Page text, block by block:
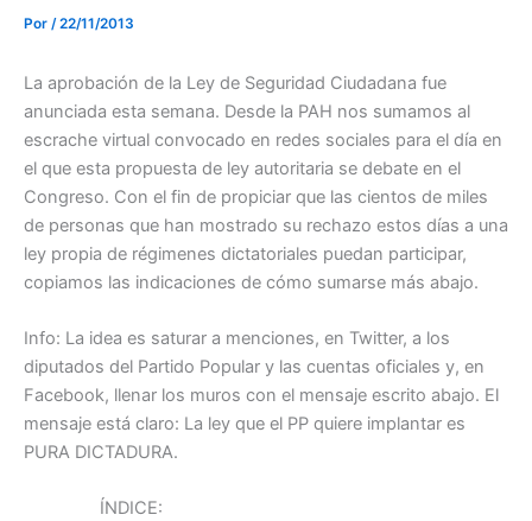
Por /22/11/2013
La aprobación de la Ley de Seguridad Ciudadana fue
anunciada esta semana. Desde la PAH nos sumamos al
escrache virtual convocado en redes sociales para el día en
el que esta propuesta de ley autoritaria se debate en el
Congreso. Con el fin de propiciar que las cientos de miles
de personas que han mostrado su rechazo estos días a una
ley propia de régimenes dictatoriales puedan participar,
copiamos las indicaciones de cómo sumarse más abajo.
Info: La idea es saturar a menciones, en Twitter, a los
diputados del Partido Popular y las cuentas oficiales y, en
Facebook, llenar los muros con el mensaje escrito abajo. El
mensaje está claro: La ley que el PP quiere implantar es
PURA DICTADURA.
ÍNDICE: